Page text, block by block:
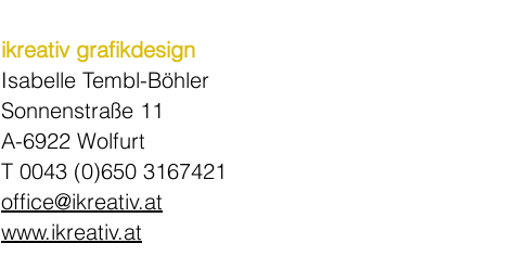
ikreativ grafikdesign
Isabelle Tembl-Böhler
Sonnenstraße 11
A-6922 Wolfurt
T 0043 (0)650 3167421
office@ikreativ.at
www.ikreativ.at